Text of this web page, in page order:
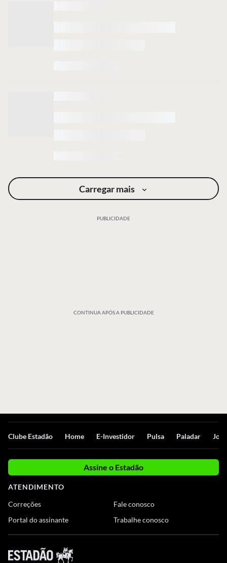
Carregar mais
PUBLICIDADE
CONTINUA APÓS A PUBLICIDADE
Clube Estadão Home E-Investidor Pulsa Paladar
Assine o Estadão
ATENDIMENTO
Correções
Portal do assinante
Fale conosco
Trabalhe conosco